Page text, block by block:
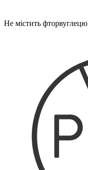
Не містить фторвуглецю